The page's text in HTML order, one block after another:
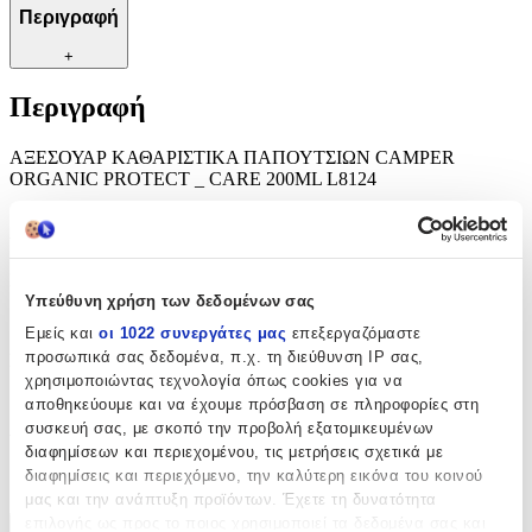
Υπεύθυνη χρήση των δεδομένων σας
Εμείς και οι 1022 συνεργάτες μας επεξεργαζόμαστε
προσωπικά σας δεδομένα, π.χ. τη διεύθυνση IP σας,
χρησιμοποιώντας τεχνολογία όπως cookies για να
αποθηκεύουμε και να έχουμε πρόσβαση σε πληροφορίες στη
συσκευή σας, με σκοπό την προβολή εξατομικευμένων
διαφημίσεων και περιεχομένου, τις μετρήσεις σχετικά με
διαφημίσεις και περιεχόμενο, την καλύτερη εικόνα του κοινού
μας και την ανάπτυξη προϊόντων. Έχετε τη δυνατότητα
Περιγραφή
+
Περιγραφή
ΑΞΕΣΟΥΑΡ ΚΑΘΑΡΙΣΤΙΚΑ ΠΑΠΟΥΤΣΙΩΝ CAMPER
ORGANIC PROTECT _ CARE 200ML L8124
Χαρακτηριστικά
Είδος:
Καθαριστικά Παπουτσιών
Υλικό Παπουτσιού
Δέρμα